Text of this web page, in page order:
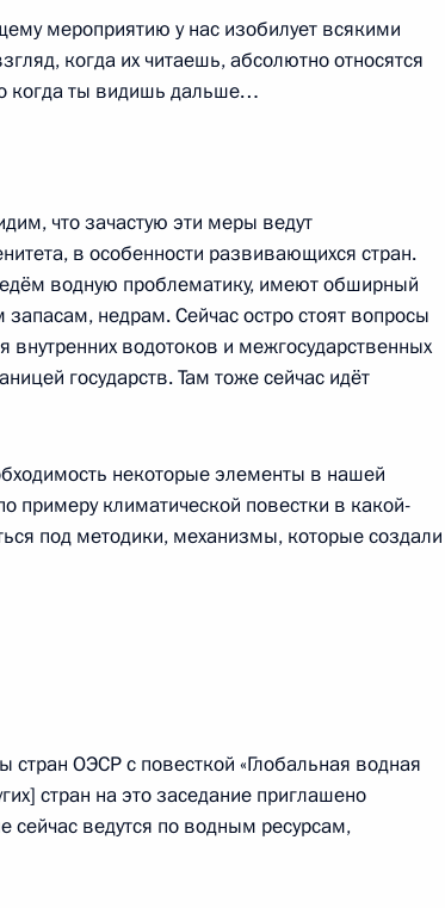
Безопасности 9
Эдельгериевым
Безопасности
мероприятию у нас изобилует всякими
когда их читаешь, абсолютно относятся
когда ты видишь дальше…
что зачастую эти меры ведут
в особенности развивающихся стран.
водную проблематику, имеют обширный
недрам. Сейчас остро стоят вопросы
внутренних водотоков и межгосударственных
государств. Там тоже сейчас идёт
некоторые элементы в нашей
примеру климатической повестки в какой-
под методики, механизмы, которые создали
ОЭСР с повесткой «Глобальная водная
стран на это заседание приглашено
сейчас ведутся по водным ресурсам,